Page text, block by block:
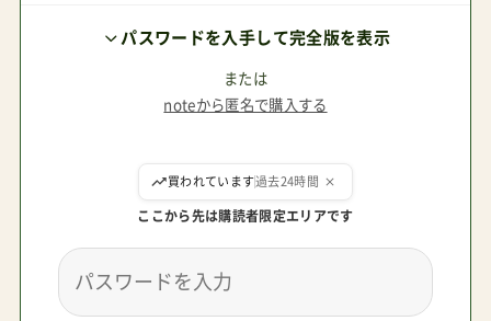
にサイズ感はハンドル高さ103cmで少し高めで大
きいですね。A形がエアバギーとかぶるのは特に心
配される必要はないかと思います。A形のリクライ
ずですが、だからといって背面式コンパクトでレ
ベル感の高いものもをあえて候補から外す必要は
ないですから。これだと走破性もパクトプロ以上
によく、この軽量さで価格が3万円を切る状況なの
パスワードを入手して完全版を表示
または
noteから匿名で購入する
ここから先は購読者限定エリアです
送信